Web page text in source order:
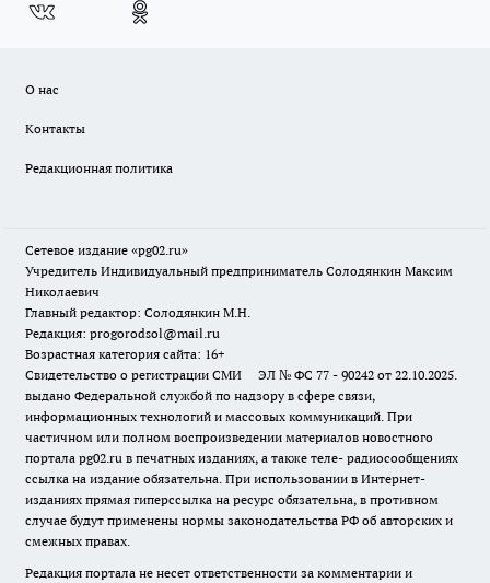
О нас
Контакты
Редакционная политика
Сетевое издание «pg02.ru»
Учредитель Индивидуальный предприниматель Солодянкин Максим
Николаевич
Главный редактор: Солодянкин М.Н.
Редакция: progorodsol@mail.ru
Возрастная категория сайта: 16+
Свидетельство о регистрации СМИ ЭЛ № ФС 77 - 90242 от 22.10.2025.
выдано Федеральной службой по надзору в сфере связи,
информационных технологий и массовых коммуникаций. При
частичном или полном воспроизведении материалов новостного
портала pg02.ru в печатных изданиях, а также теле- радиосообщениях
ссылка на издание обязательна. При использовании в Интернет-
изданиях прямая гиперссылка на ресурс обязательна, в противном
случае будут применены нормы законодательства РФ об авторских и
смежных правах.
Редакция портала не несет ответственности за комментарии и